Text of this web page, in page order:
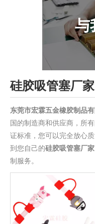
与
硅胶吸管塞厂家
东莞市宏霖五金橡胶制品有
国的制造商和供应商，所
证标准，您可以完全放心
到您自己的硅胶吸管塞厂家
制服务。